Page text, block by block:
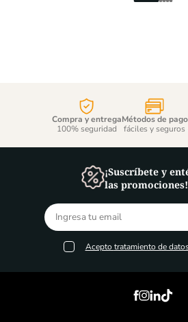
Compra y entrega
100% seguridad
Métodos de pago
fáciles y seguros
¡Suscríbete y
las promociones!
Acepto tratamiento de